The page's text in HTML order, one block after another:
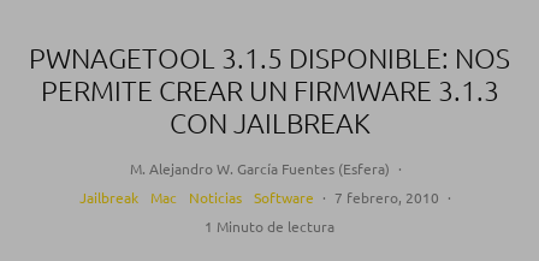
PWNAGETOOL 3.1.5 DISPONIBLE: NOS
PERMITE CREAR UN FIRMWARE 3.1.3
CON JAILBREAK
M. Alejandro W. García Fuentes (Esfera) ·
Jailbreak
Mac Noticias Software · 7 febrero, 2010 ·
1 Minuto de lectura